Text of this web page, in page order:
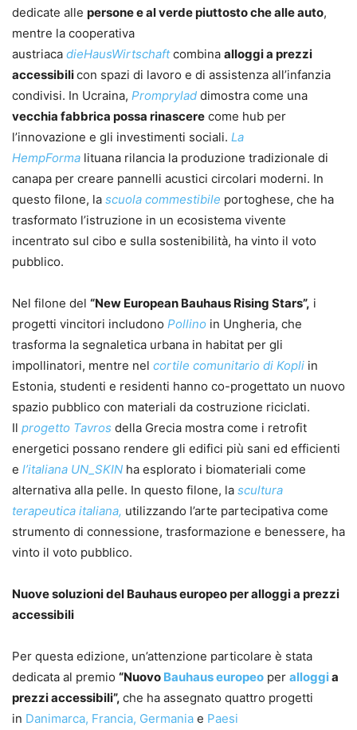
dedicate alle persone e al verde piuttosto che alle auto,
mentre la cooperativa
austriaca dieHausWirtschaftcombina alloggi a prezzi
accessibilicon spazi di lavoro e di assistenza all’infanzia
condivisi. In Ucraina, Promprylad dimostra come una
vecchia fabbrica possa rinascere come hub per
l’innovazione e gli investimenti sociali. La
HempForma lituana rilancia la produzione tradizionale di
canapa per creare pannelli acustici circolari moderni. In
questo filone, la scuola commestibile portoghese, che ha
trasformato l’istruzione in un ecosistema vivente
incentrato sul cibo e sulla sostenibilità, ha vinto il voto
pubblico.
Nel filone del “New European Bauhaus Rising Stars”, i
progetti vincitori includono Pollino in Ungheria, che
trasforma la segnaletica urbana in habitat per gli
impollinatori, mentre nel cortile comunitario di Kopli in
Estonia, studenti e residenti hanno co-progettato un nuovo
spazio pubblico con materiali da costruzione riciclati.
Il progetto Tavros della Grecia mostra come i retrofit
energetici possano rendere gli edifici più sani ed efficienti
e l’italiana UN_SKIN ha esplorato i biomateriali come
alternativa alla pelle. In questo filone, la scultura
terapeutica italiana, utilizzando l’arte partecipativa come
strumento di connessione, trasformazione e benessere, ha
vinto il voto pubblico.
Nuove soluzioni del Bauhaus europeo per alloggi a prezzi
accessibili
Per questa edizione, un’attenzione particolare è stata
dedicata al premio “Nuovo Bauhaus europeo per alloggia
prezzi accessibili”, che ha assegnato quattro progetti
in Danimarca, Francia, Germania e Paesi